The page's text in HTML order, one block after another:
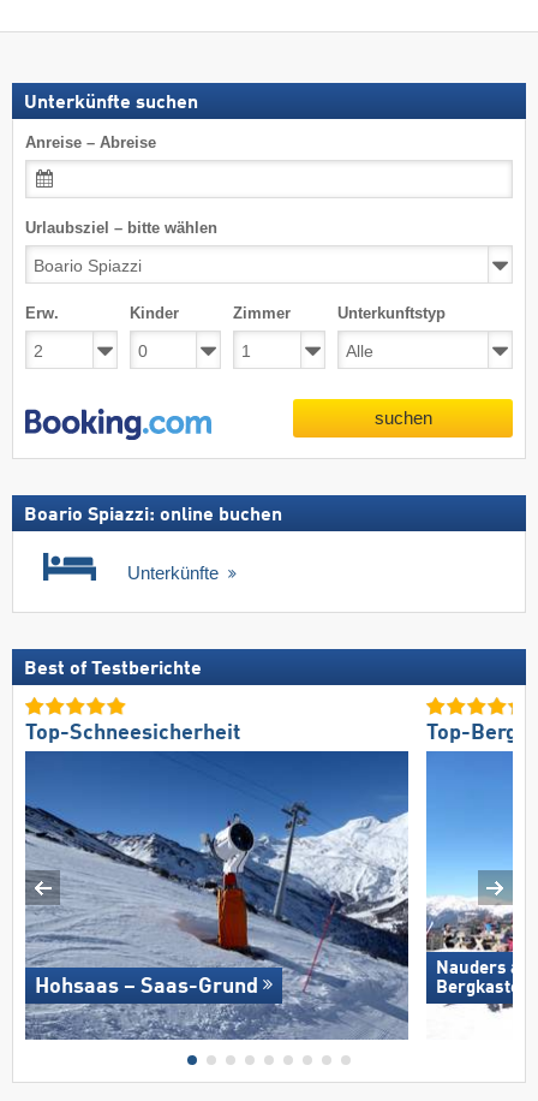
Unterkünfte suchen
Anreise – Abreise
Urlaubsziel – bitte wählen
Erw. Kinder Zimmer Unterkunftstyp
suchen
Boario Spiazzi: online buchen
Unterkünfte
Best of Testberichte
Top-Schneesicherheit
Hohsaas – Saas-Grund
Top-
Nauders
Bergkastel